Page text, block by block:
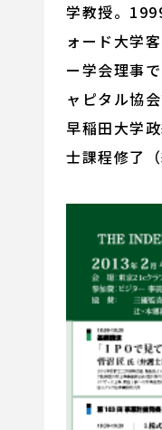
学教授。
ォード大学
ー学会理事
ャピタル協
早稲田大学
士課程修了（